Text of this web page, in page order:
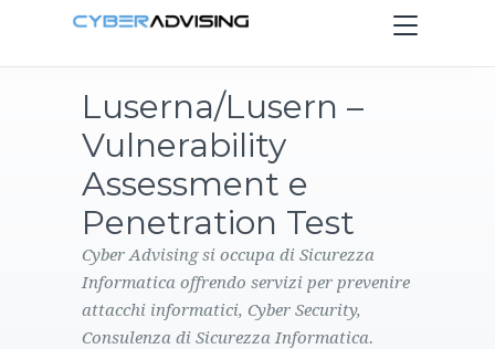
Toggle
navigation
PRODOTTI
CONTATTI
Luserna/Lusern –
Vulnerability
Assessment e
Penetration Test
Cyber Advising si occupa di Sicurezza
Informatica offrendo servizi per prevenire
attacchi informatici, Cyber Security,
Consulenza di Sicurezza Informatica.